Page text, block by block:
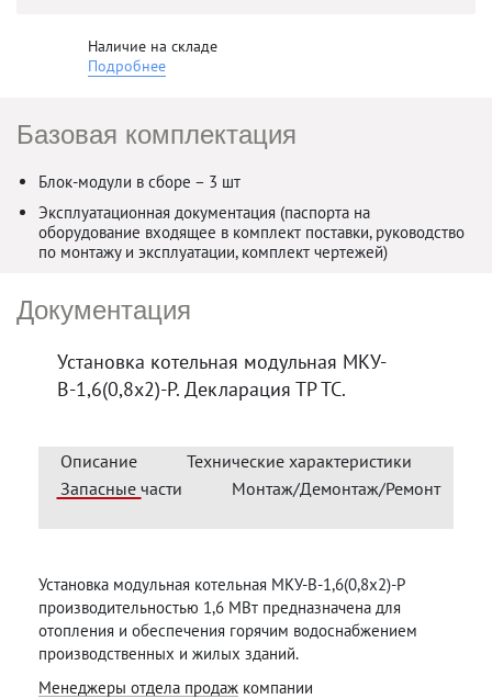
Наличие на складе
Подробнее
Базовая комплектация
Блок-модули в сборе – 3 шт
Эксплуатационная документация (паспорта на
оборудование входящее в комплект поставки, руководство
по монтажу и эксплуатации, комплект чертежей)
Документация
Установка котельная модульная МКУ-
В-1,6(0,8х2)-Р. Декларация ТР ТС.
Описание
Технические характеристики
Запасные части
Монтаж/Демонтаж/Ремонт
Установка модульная котельная МКУ-В-1,6(0,8х2)-Р
производительностью 1,6 МВт предназначена для
отопления и обеспечения горячим водоснабжением
производственных и жилых зданий.
Менеджеры отдела продаж компании